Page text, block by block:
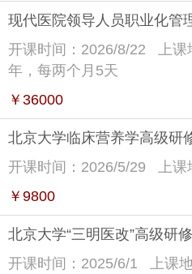
现代医院领导人员职业化管
开课时间：2026/8/22
上课
年，每两个月5天
￥36000
北京大学临床营养学高级研
开课时间：2026/5/29
上课
￥9800
北京大学“三明医改”高级研
开课时间：2025/6/1
上课